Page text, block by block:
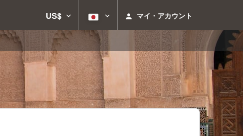
US$ マイ・アカウント